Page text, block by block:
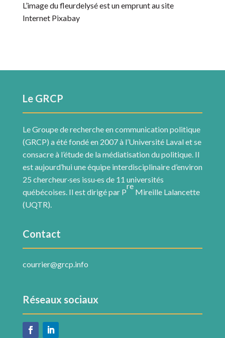
L’image du fleurdelysé est un emprunt au site
Internet Pixabay
Le GRCP
Le Groupe de recherche en communication politique
(GRCP) a été fondé en 2007 à l’Université Laval et se
consacre à l’étude de la médiatisation du politique. Il
est aujourd’hui une équipe interdisciplinaire d’environ
25 chercheur·ses issu·es de 11 universités
québécoises. Il est dirigé par P
re
Mireille Lalancette
(UQTR).
Contact
courrier@grcp.info
Réseaux sociaux